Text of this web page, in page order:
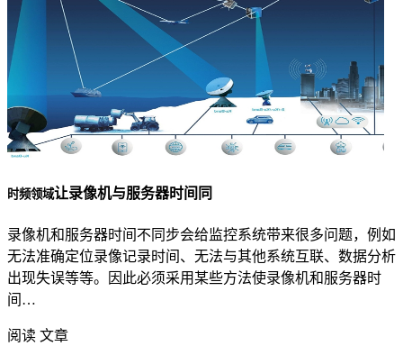
时频领域让录像机与服务器时间同
录像机和服务器时间不同步会给监控系统带来很多问题，例如
无法准确定位录像记录时间、无法与其他系统互联、数据分析
出现失误等等。因此必须采用某些方法使录像机和服务器时
间…
阅读 文章